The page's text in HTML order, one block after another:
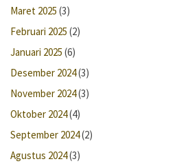
Maret 2025 (3)
Februari 2025 (2)
Januari 2025 (6)
Desember 2024(3)
November 2024(3)
Oktober 2024(4)
September 2024(2)
Agustus 2024(3)